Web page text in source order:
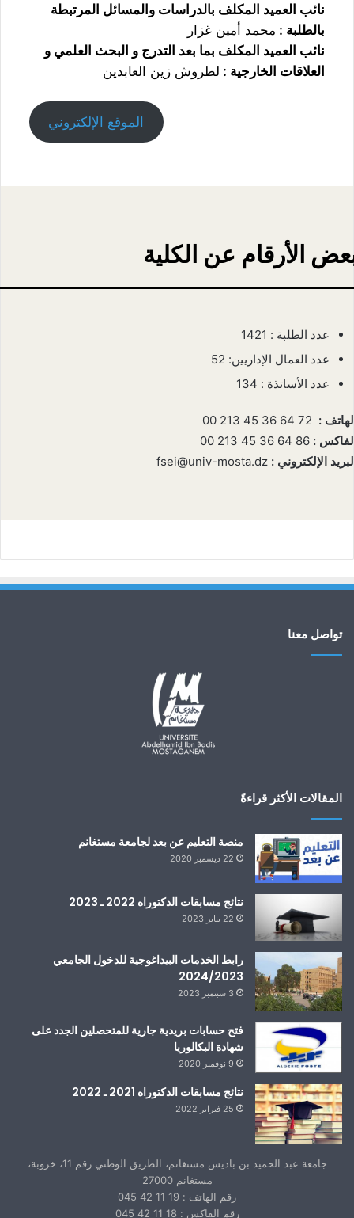
نائب العميد المكلف بالدراسات والمسائل المرتبطة
بالطلبة : محمد أمين غزار
نائب العميد المكلف بما بعد التدرج و البحث العلمي و
العلاقات الخارجية : لطروش زين العابدين
الموقع الإلكتروني
الأرقام عن الكلية
عدد الطلبة : 1421
عدد العمال الإداريين: 52
عدد الأساتذة : 134
:
:
الإلكتروني :
تواصل معنا
المقالات الأكثر قراءةً
منصة التعليم عن بعد لجامعة مستغانم
22 ديسمبر 2020
نتائج مسابقات الدكتوراه 2022 ـ 2023
22 يناير 2023
رابط الخدمات البيداغوجية للدخول الجامعي
2024/2023
3 سبتمبر 2023
فتح حسابات بريدية جارية للمتحصلين الجدد على
شهادة البكالوريا
9 نوفمبر 2020
نتائج مسابقات الدكتوراه 2021 ـ 2022
25 فبراير 2022
جامعة عبد الحميد بن باديس مستغانم، الطريق الوطني رقم 11، خروبة،
مستغانم 27000
رقم الهاتف : 19 11 42 045
رقم الفاكس : 18 11 42 045